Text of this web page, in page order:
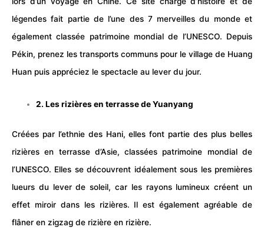
légendes fait partie de l’une des 7 merveilles du mondeet
également classée patrimoine mondial de l’UNESCO. Depuis
Pékin, prenez les transports communs pour le village de Huang
Huan puis appréciez le spectacle au lever du jour.
2. Les rizières en terrasse de Yuanyang
Créées par l’ethnie des Hani, elles font partie des plus belles
rizières en terrasse d’Asie, classées patrimoine mondial de
l’UNESCO. Elles se découvrent idéalement sous les premières
lueurs du lever de soleil, car les rayons lumineux créent un
effet miroir dans les rizières. Il est également agréable de
flâner en zigzag de rizière en rizière.